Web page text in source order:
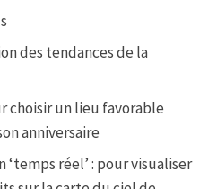
des tendances de la
choisir un lieu favorable
anniversaire
réel’ : pour visualiser